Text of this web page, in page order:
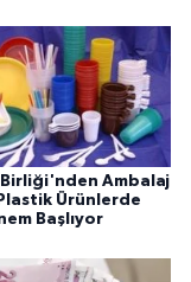
Ambalaj
Ürünlerde
Başlıyor